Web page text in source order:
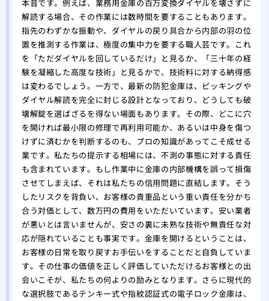
本音です。例えば、業務用金庫の百万変換ダイヤルを壊さずに
解読する場合、その作業には数時間を要することもあります。
指先のわずかな振動や、ダイヤルの戻り具合から内部の羽の位
置を推測する作業は、極度の集中力を要する職人芸です。これ
を「ただダイヤルを回しているだけ」と見るか、「三十年の経
験を凝縮した高度な技術」と見るかで、技術料に対する納得感
は変わるでしょう。一方で、最新の防犯金庫は、ピッキングや
ダイヤル解読を完全に封じる設計となっており、どうしても破
壊解錠を選ばざるを得ない場面もあります。その際、どこに穴
を開ければ最小限の修理で再利用可能か、あるいは中身を傷つ
けずに済むかを判断するのも、プロの知識があってこそ成せる
業です。私たちの提示する相場には、不測の事態に対する責任
も含まれています。もし作業中に金庫の内部機構を誤って損傷
させてしまえば、それは私たちの信用問題に直結します。そう
したリスクを背負い、お客様の貴重品という重い責任を分かち
合う対価として、数万円の費用をいただいています。安い業者
が悪いとは言いませんが、安さの裏に未熟な技術や無責任な対
応が隠れていることも事実です。金庫を開けるということは、
お客様の日常を取り戻すお手伝いをすることだと自負していま
す。その仕事の価値を正しく評価していただけるお客様との出
会いこそが、私たちの何よりの励みとなります。さらに現代的
な選択肢であるテンキー式や指紋認証式の電子ロック金庫は、